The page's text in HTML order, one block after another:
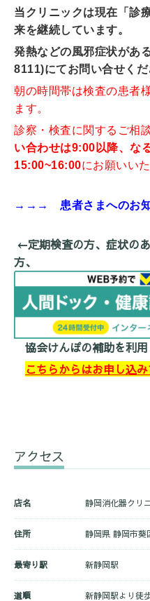
当クリニックは現在「診
来を継続しています。
発熱などの風邪症状があ
8111)にてお問い合せくだ
朝の時間帯は検査の患者
ます。
診察・検査に関するご相
い合わせは9:00以降、な
15:00~16:00にお願いいた
→→→ 患者さまへのお
←定期検査の方、症状の
方、
協会けんぽの補助を利
こちらからはお申し込み
アクセス
店名 静岡消化器クリ
住所 静岡県 静岡市
最寄り駅 新静岡駅
道順
新静岡駅より徒